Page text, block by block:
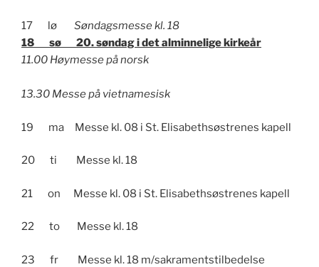
17 lø Søndagsmesse kl. 18
18 sø 20. søndag i det alminnelige kirkeår
11.00 Høymesse på norsk
13.30 Messe på vietnamesisk
19 ma Messe kl. 08 i St. Elisabethsøstrenes kapell
20 ti Messe kl. 18
21 on Messe kl. 08 i St. Elisabethsøstrenes kapell
22 to Messe kl. 18
23 fr Messe kl. 18 m/sakramentstilbedelse